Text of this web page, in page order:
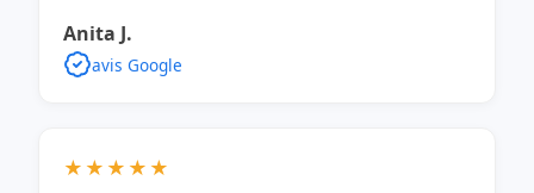
Anita J.
avis Google
★★★★★